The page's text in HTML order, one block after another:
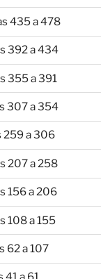
435 a 478
392 a 434
355 a 391
307 a 354
259 a 306
207 a 258
156 a 206
108 a 155
62 a 107